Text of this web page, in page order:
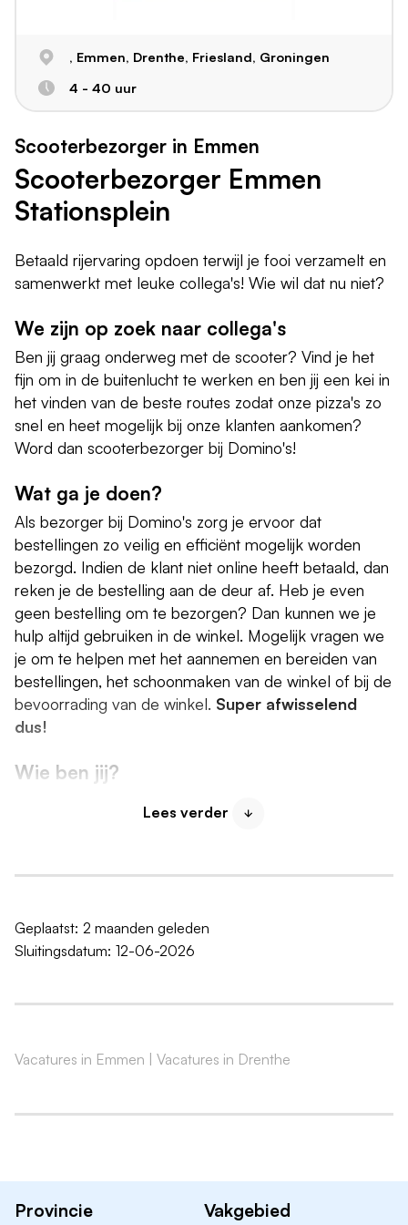
, Emmen, Drenthe, Friesland, Groningen
4 - 40 uur
Scooterbezorger in Emmen
Scooterbezorger Emmen
Stationsplein
Betaald rijervaring opdoen terwijl je fooi verzamelt en
samenwerkt met leuke collega's! Wie wil dat nu niet?
We zijn op zoek naar collega's
Ben jij graag onderweg met de scooter? Vind je het
fijn om in de buitenlucht te werken en ben jij een kei in
het vinden van de beste routes zodat onze pizza's zo
snel en heet mogelijk bij onze klanten aankomen?
Word dan scooterbezorger bij Domino's!
Wat ga je doen?
Als bezorger bij Domino's zorg je ervoor dat
bestellingen zo veilig en efficiënt mogelijk worden
bezorgd. Indien de klant niet online heeft betaald, dan
reken je de bestelling aan de deur af. Heb je even
geen bestelling om te bezorgen? Dan kunnen we je
hulp altijd gebruiken in de winkel. Mogelijk vragen we
je om te helpen met het aannemen en bereiden van
bestellingen, het schoonmaken van de winkel of bij de
bevoorrading van de winkel. Super afwisselend
dus!
Wie ben jij?
vindt het dus belangrijk om er verzorgd uit te zien en
topservice!
Minimaal 16 jaar en in het bezit van een
Gemotiveerd, energiek en je werkt graag in een
En het allerbelangrijkste: je past bij onze Domino's
cultuur: "
Sell more pizza, have more fun!
Lees verder
Geplaatst: 2 maanden geleden
Sluitingsdatum: 12-06-2026
Vacatures in Emmen | Vacatures in Drenthe
Provincie Vakgebied